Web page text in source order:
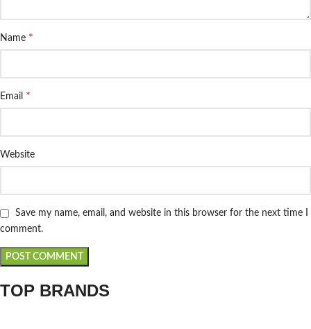
Name *
Email *
Website
Save my name, email, and website in this browser for the next time I
comment.
TOP BRANDS